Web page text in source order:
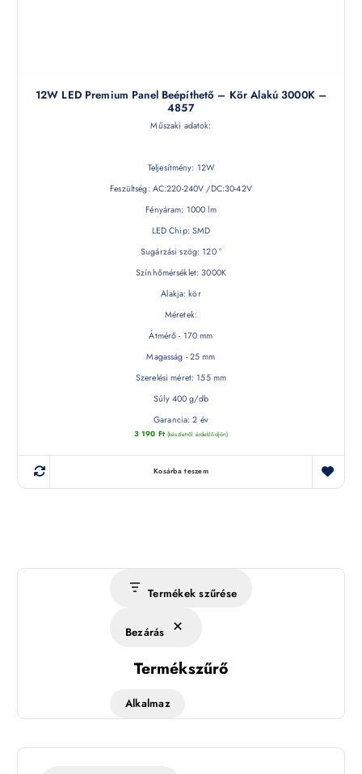
12W LED Premium Panel Beépíthető – Kör Alakú 3000K –
4857
Műszaki adatok:
Teljesítmény: 12W
Feszültség: AC:220-240V /DC:30-42V
Fényáram: 1000 lm
LED Chip: SMD
Sugárzási szög: 120 °
Színhőmérséklet: 3000K
Alakja: kör
Méretek:
Átmérő - 170 mm
Magasság - 25 mm
Szerelési méret: 155 mm
Súly 400 g/db
Garancia: 2 év
3 190 Ft (készletről érdeklődjön)
Kosárba teszem
Termékek szűrése
Bezárás
Termékszűrő
Alkalmaz